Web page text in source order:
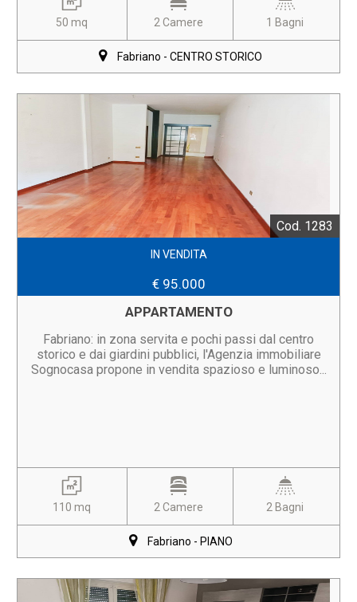
50 mq 2 Camere 1 Bagni
Fabriano - CENTRO STORICO
Cod. 1283
IN VENDITA
€ 95.000
APPARTAMENTO
Fabriano: in zona servita e pochi passi dal centro
storico e dai giardini pubblici, l'Agenzia immobiliare
Sognocasa propone in vendita spazioso e luminoso...
110 mq 2 Camere 2 Bagni
Fabriano - PIANO